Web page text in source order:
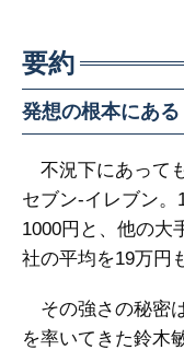
要約
発想の根本にある
不況下にあって
セブン‐イレブン
1000円と、他の大
社の平均を19万円
その強さの秘密
を率いてきた鈴木